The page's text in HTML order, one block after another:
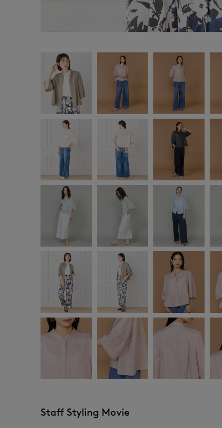
Staff Styling Movie